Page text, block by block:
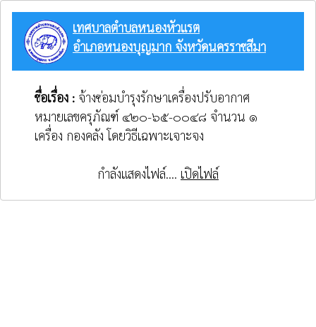
เทศบาลตำบลหนองหัวแรต
อำเภอหนองบุญมาก จังหวัดนครราชสีมา
ชื่อเรื่อง : จ้างซ่อมบำรุงรักษาเครื่องปรับอากาศ
หมายเลขครุภัณฑ์ ๔๒๐-๖๕-๐๐๔๘ จำนวน ๑
เครื่อง กองคลัง โดยวิธีเฉพาะเจาะจง
กำลังแสดงไฟล์.... เปิดไฟล์